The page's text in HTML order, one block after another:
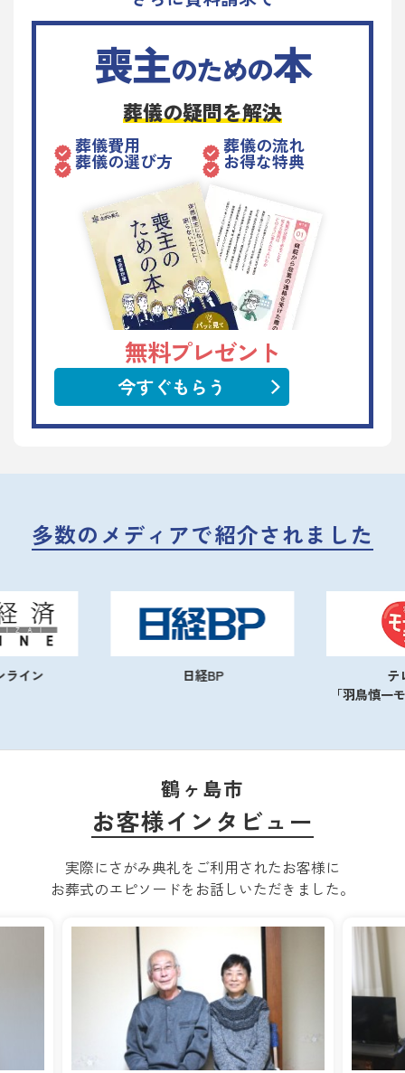
喪主のための本
葬儀の疑問を解決
葬儀費用 葬儀の流れ
葬儀の選び方 お得な特典
無料プレゼント
今すぐもらう
多数のメディアで紹介されました
ライン 日経BP
テ
「羽鳥慎一
鶴ヶ島市
お客様インタビュー
実際にさがみ典礼をご利用されたお客様に
お葬式のエピソードをお話しいただきました。